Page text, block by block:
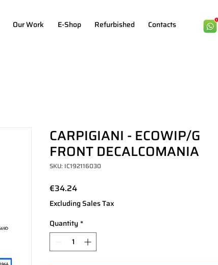
Our Work E-Shop Refurbished Contacts
CARPIGIANI - ECOWIP/G
FRONT DECALCOMANIA
SKU: IC192116030
€34.24Price
Excluding Sales Tax
Quantity*